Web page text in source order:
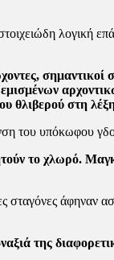
λογική
θλιβερού στη
του υπόκωφου
το χλωρό.
άφηναν
της